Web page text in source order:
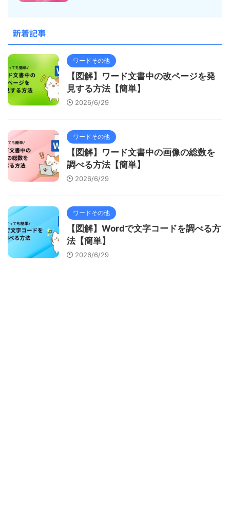
新着記事
ワードその他
【図解】ワード文書中の改ページを発
見する方法【簡単】
2026/6/29
ワードその他
【図解】ワード文書中の画像の総数を
調べる方法【簡単】
2026/6/29
ワードその他
【図解】Wordで文字コードを調べる方
法【簡単】
2026/6/29